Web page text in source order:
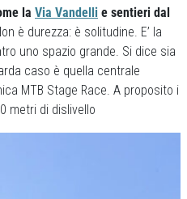
la Via Vandelli e sentieri dal
è durezza: è solitudine. E’ la
uno spazio grande. Si dice sia
caso è quella centrale
MTB Stage Race. A proposito i
metri di dislivello